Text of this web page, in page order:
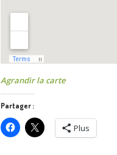
Agrandir la carte
Partager :
Plus